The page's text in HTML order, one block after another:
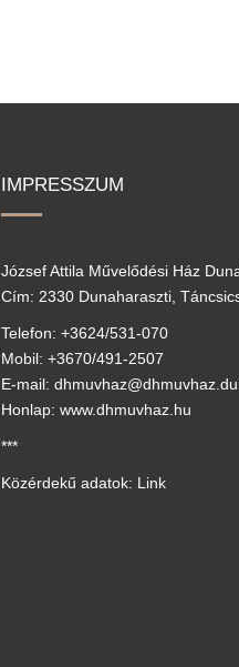
IMPRESSZUM
József Attila Művelődési Ház
Cím: 2330 Dunaharaszti,
Telefon: +3624/531-070
Mobil: +3670/491-2507
E-mail:
Honlap: www.dhmuvhaz.hu
***
Közérdekű adatok: Link